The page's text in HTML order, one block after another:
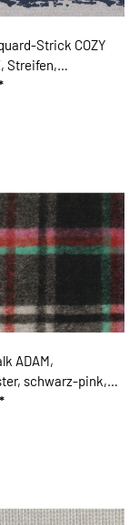
Strick COZY
Streifen,
ADAM,
schwarz-pink,
*